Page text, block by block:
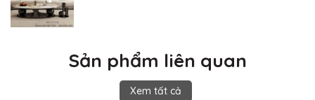
Sản phẩm liên quan
Xem tất cả